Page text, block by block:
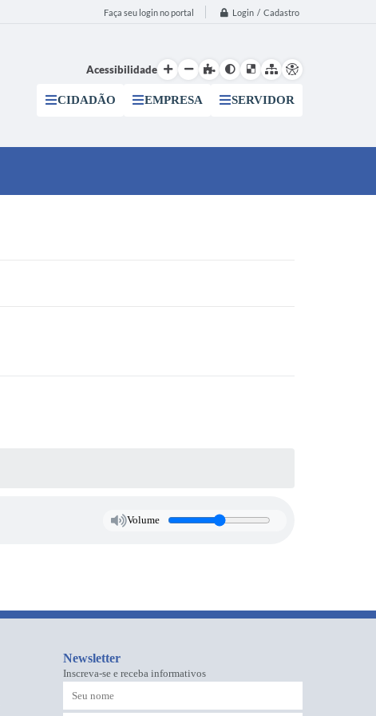
Faça seu login no portal Login / Cadastro
Acessibilidade
CIDADÃO EMPRESA SERVIDOR
Volume
Newsletter
Inscreva-se e receba informativos